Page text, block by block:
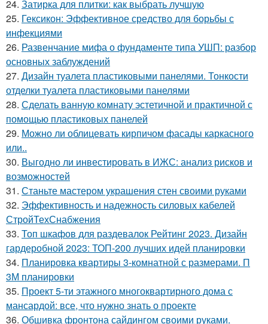
24. Затирка для плитки: как выбрать лучшую
25. Гексикон: Эффективное средство для борьбы с
инфекциями
26. Развенчание мифа о фундаменте типа УШП: разбор
основных заблуждений
27. Дизайн туалета пластиковыми панелями. Тонкости
отделки туалета пластиковыми панелями
28. Сделать ванную комнату эстетичной и практичной с
помощью пластиковых панелей
29. Можно ли облицевать кирпичом фасады каркасного
или..
30. Выгодно ли инвестировать в ИЖС: анализ рисков и
возможностей
31. Станьте мастером украшения стен своими руками
32. Эффективность и надежность силовых кабелей
СтройТехСнабжения
33. Топ шкафов для раздевалок Рейтинг 2023. Дизайн
гардеробной 2023: ТОП-200 лучших идей планировки
34. Планировка квартиры 3-комнатной с размерами. П
3М планировки
35. Проект 5-ти этажного многоквартирного дома с
мансардой: все, что нужно знать о проекте
36. Обшивка фронтона сайдингом своими руками.